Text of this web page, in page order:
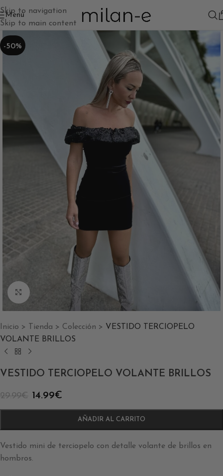
Skip to navigation
Skip to main content
Menú
-50%
Clic para ampliar
Inicio > Tienda > Colección > VESTIDO TERCIOPELO
VOLANTE BRILLOS
VESTIDO TERCIOPELO VOLANTE BRILLOS
29.99€ 14.99€
AÑADIR AL CARRITO
Vestido mini de terciopelo con detalle volante de brillos en
hombros.